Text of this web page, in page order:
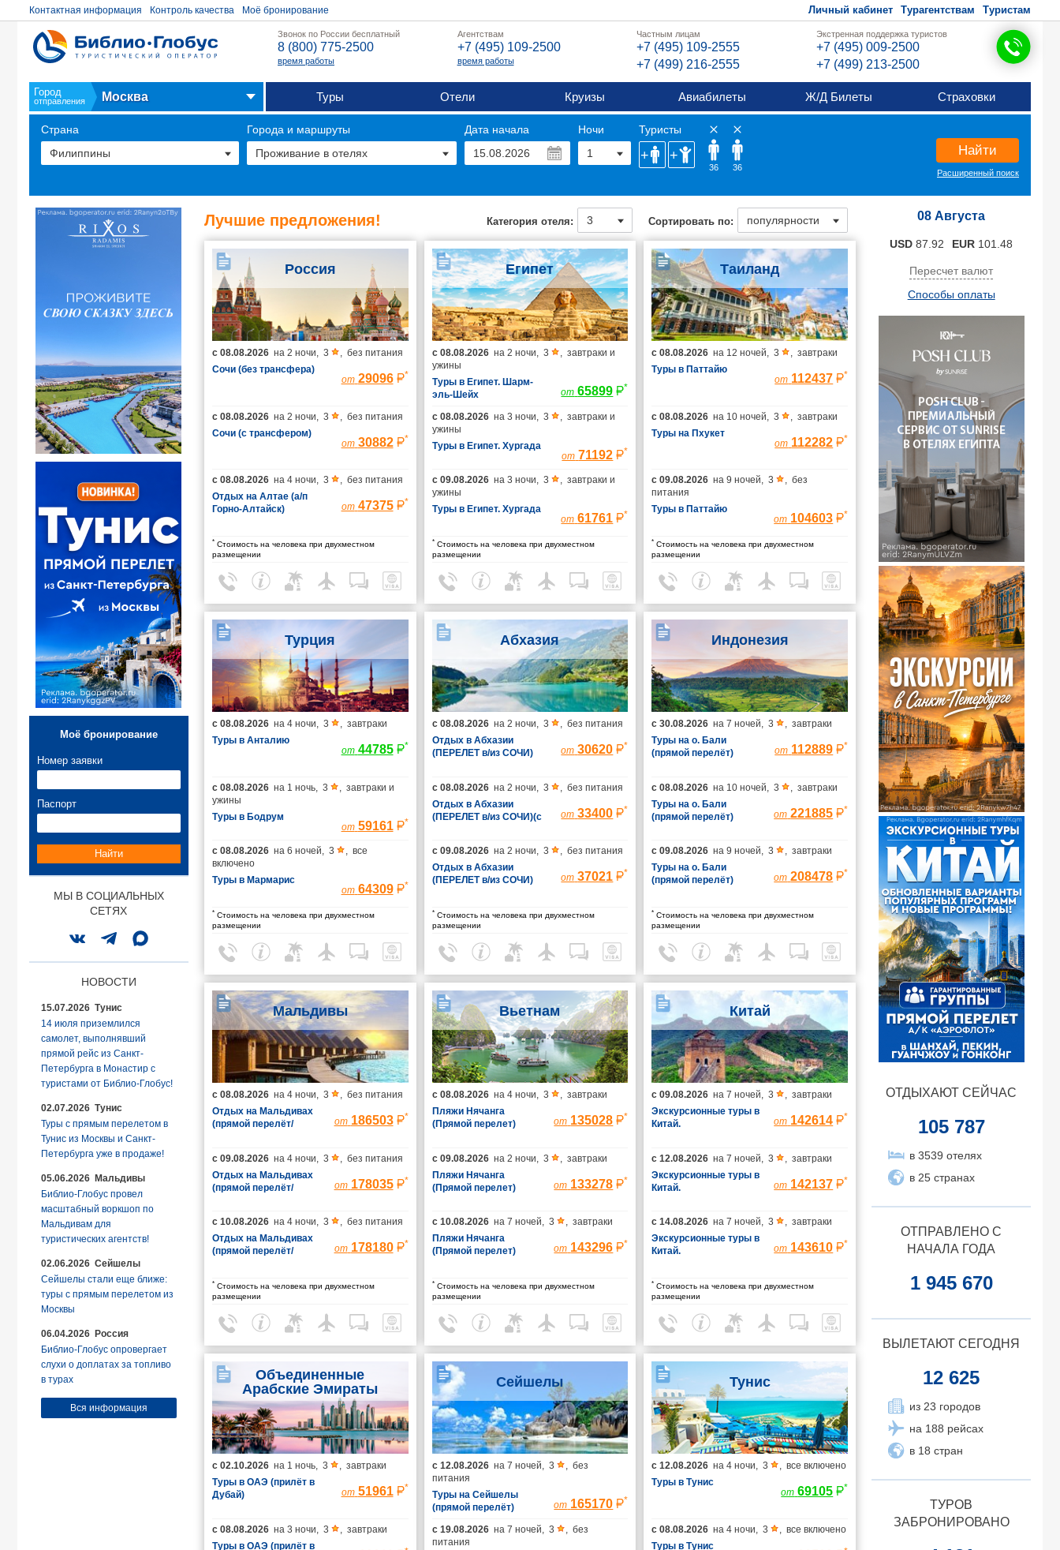
Контактная информация Контроль качества Моё бронирование Личный кабинет Турагентствам Туристам
Звонок по России бесплатный
8 (800) 775-2500
время работы
Агентствам
+7 (495) 109-2500
время работы
Частным лицам
+7 (495) 109-2555
+7 (499) 216-2555
Экстренная поддержка туристов
+7 (495) 009-2500
+7 (499) 213-2500
Город
отправления Москва Туры Отели Круизы Авиабилеты Ж/Д Билеты Страховки
Страна Города и маршруты Дата начала Ночи Туристы
36 36
Найти
Расширенный поиск
Моё бронирование
Номер заявки
Паспорт
Найти
МЫ В СОЦИАЛЬНЫХ
СЕТЯХ
НОВОСТИ
15.07.2026 Тунис
14 июля приземлился
самолет, выполнявший
прямой рейс из Санкт-
Петербурга в Монастир с
туристами от Библио-Глобус!
02.07.2026 Тунис
Туры с прямым перелетом в
Тунис из Москвы и Санкт-
Петербурга уже в продаже!
05.06.2026 Мальдивы
Библио-Глобус провел
масштабный воркшоп по
Мальдивам для
туристических агентств!
02.06.2026 Сейшелы
Сейшелы стали еще ближе:
туры с прямым перелетом из
Москвы
06.04.2026 Россия
Библио-Глобус опровергает
слухи о доплатах за топливо
в турах
Вся информация
08 Августа
USD 87.92 EUR 101.48
Пересчет валют
Способы оплаты
ОТДЫХАЮТ СЕЙЧАС
105 787
в 3539 отелях
в 25 странах
ОТПРАВЛЕНО С
НАЧАЛА ГОДА
1 945 670
ВЫЛЕТАЮТ СЕГОДНЯ
12 625
из 23 городов
на 188 рейсах
в 18 стран
ТУРОВ
ЗАБРОНИРОВАНО
Лучшие предложения! Сортировать по:
Категория отеля:
Россия
с 08.08.2026на 2 ночи, 3 , без питания
Сочи (без трансфера)
от 29096 *
с 08.08.2026на 2 ночи, 3 , без питания
Сочи (с трансфером)
от 30882 *
с 08.08.2026на 4 ночи, 3 , без питания
Отдых на Алтае (а/п
Горно-Алтайск)
от 47375 *
*Стоимость на человека при двухместном
размещении
Египет
с 08.08.2026на 2 ночи, 3 , завтраки и
ужины
Туры в Египет. Шарм-
эль-Шейх
от 65899 *
с 08.08.2026на 3 ночи, 3 , завтраки и
ужины
Туры в Египет. Хургада
от 71192 *
с 09.08.2026на 3 ночи, 3 , завтраки и
ужины
Туры в Египет. Хургада
от 61761 *
*Стоимость на человека при двухместном
размещении
Таиланд
с08.08.2026 на 12 ночей,3 ,завтраки
Туры в Паттайю
от 112437 *
с08.08.2026 на 10 ночей,3 ,завтраки
Туры на Пхукет
от 112282 *
с09.08.2026 на9 ночей,3 ,без
питания
Туры в Паттайю
от 104603 *
* Стоимость на человека при двухместном
размещении
Турция
с 08.08.2026на 4 ночи, 3 , завтраки
Туры в Анталию
от 44785 *
с 08.08.2026на 1 ночь, 3 , завтраки и
ужины
Туры в Бодрум
от 59161 *
с 08.08.2026на 6 ночей, 3 , все
включено
Туры в Мармарис
от 64309 *
*Стоимость на человека при двухместном
размещении
Абхазия
с 08.08.2026на 2 ночи, 3 , без питания
Отдых в Абхазии
(ПЕРЕЛЕТ в/из СОЧИ)
от 30620 *
с 08.08.2026на 2 ночи, 3 , без питания
Отдых в Абхазии
(ПЕРЕЛЕТ в/из СОЧИ)(с
от 33400 *
с 09.08.2026на 2 ночи, 3 , без питания
Отдых в Абхазии
(ПЕРЕЛЕТ в/из СОЧИ)
от 37021 *
*Стоимость на человека при двухместном
размещении
Индонезия
с30.08.2026 на7 ночей,3 ,завтраки
Туры на о. Бали
(прямой перелёт)
от 112889 *
с08.08.2026 на 10 ночей,3 ,завтраки
Туры на о. Бали
(прямой перелёт)
от 221885 *
с09.08.2026 на9 ночей,3 ,завтраки
Туры на о. Бали
(прямой перелёт)
от 208478 *
* Стоимость на человека при двухместном
размещении
Мальдивы
с 08.08.2026на 4 ночи, 3 , без питания
Отдых на Мальдивах
(прямой перелёт/
от 186503 *
с 09.08.2026на 4 ночи, 3 , без питания
Отдых на Мальдивах
(прямой перелёт/
от 178035 *
с 10.08.2026на 4 ночи, 3 , без питания
Отдых на Мальдивах
(прямой перелёт/
от 178180 *
*Стоимость на человека при двухместном
размещении
Вьетнам
с 08.08.2026на 4 ночи, 3 , завтраки
Пляжи Нячанга
(Прямой перелет)
от 135028 *
с 09.08.2026на 2 ночи, 3 , завтраки
Пляжи Нячанга
(Прямой перелет)
от 133278 *
с 10.08.2026на 7 ночей, 3 , завтраки
Пляжи Нячанга
(Прямой перелет)
от 143296 *
*Стоимость на человека при двухместном
размещении
Китай
с09.08.2026 на7 ночей,3 ,завтраки
Экскурсионные туры в
Китай.
Шанхай/вылет из
Пекина)
от 142614 *
с12.08.2026 на7 ночей,3 ,завтраки
Экскурсионные туры в
Китай.
Шанхай/вылет из
Пекина)
от 142137 *
с14.08.2026 на7 ночей,3 ,завтраки
Экскурсионные туры в
Китай.
Шанхай/вылет из
Пекина)
от 143610 *
* Стоимость на человека при двухместном
размещении
Объединенные
Арабские Эмираты
с 02.10.2026на 1 ночь, 3 , завтраки
Туры в ОАЭ (прилёт в
Дубай)
от 51961 *
с 08.08.2026на 3 ночи, 3 , завтраки
Туры в ОАЭ (прилёт в
Сейшелы
с 12.08.2026на 7 ночей, 3 , без
питания
Туры на Сейшелы
(прямой перелёт)
от 165170 *
с 19.08.2026на 7 ночей, 3 , без
питания
Тунис
с12.08.2026 на4 ночи,3 ,все включено
Туры в Тунис
от 69105 *
с08.08.2026 на4 ночи,3 ,все включено
Туры в Тунис